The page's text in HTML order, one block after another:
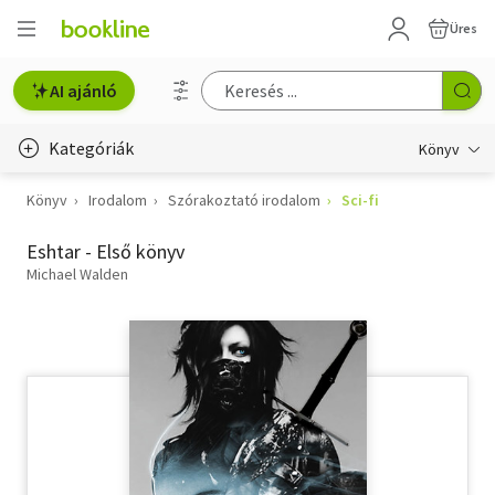
Üres
AI ajánló
Kategóriák Könyv
Életmód, egészség
Erotika
Könyv Irodalom Szórakoztató irodalom Sci-fi
Eshtar - Első könyv
Michael Walden